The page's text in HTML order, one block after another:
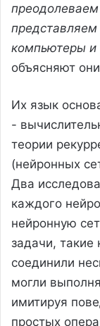
компьютеры
объясняют
Их язык
-
теории
(нейронных
Два
каждого
нейронную
задачи,
соединили
могли
имитируя
простых